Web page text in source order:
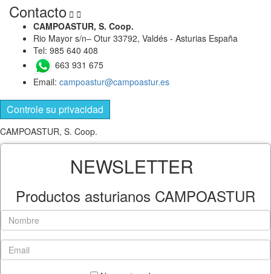
Contacto  
CAMPOASTUR, S. Coop.
Rio Mayor s/n– Otur 33792, Valdés - Asturias España
Tel: 985 640 408
663 931 675
Email: campoastur@campoastur.es
Controle su privacidad
CAMPOASTUR, S. Coop.
NEWSLETTER
Productos asturianos CAMPOASTUR